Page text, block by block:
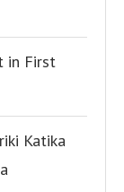
in First
Katika